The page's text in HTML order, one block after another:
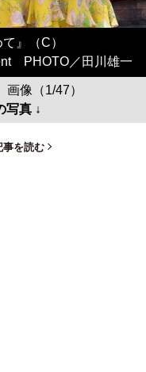
』（C）
PHOTO／田川雄一
像（1/47）
写真 ↓
事を読む